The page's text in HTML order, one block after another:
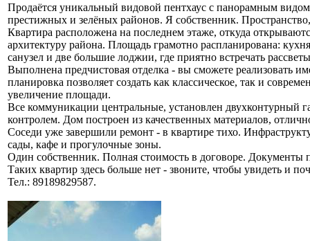
Продаётся уникальный видовой пентхаус с панорамным
престижных и зелёных районов. Я собственник.
Квартира расположена на последнем этаже, откуда
архитектуру района. Площадь грамотно распланирована:
санузел и две большие лоджии, где приятно встречать
Выполнена предчистовая отделка - вы сможете реализовать
планировка позволяет создать как классическое, так и
увеличение площади.
Все коммуникации центральные, установлен двухконтурный
контролем. Дом построен из качественных мaтериалов,
Соседи уже завершили ремонт - в квартире тихо.
сады, кафе и прогулочные зоны.
Один собственник. Полная стоимость в договоре. Документы
Таких квартир здесь больше нет - звоните, чтобы увидеть и
Тел.: 89189829587.